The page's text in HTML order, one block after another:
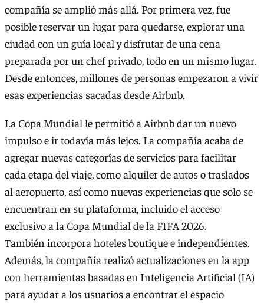
compañía se amplió más allá. Por primera vez, fue
posible reservar un lugar para quedarse, explorar una
ciudad con un guía local y disfrutar de una cena
preparada por un chef privado, todo en un mismo lugar.
Desde entonces, millones de personas empezaron a vivir
esas experiencias sacadas desde Airbnb.
La Copa Mundial le permitió a Airbnb dar un nuevo
impulso e ir todavía más lejos. La compañía acaba de
agregar nuevas categorías de servicios para facilitar
cada etapa del viaje, como alquiler de autos o traslados
al aeropuerto, así como nuevas experiencias que solo se
encuentran en su plataforma, incluido el acceso
exclusivo a la Copa Mundial de la FIFA 2026.
También incorpora hoteles boutique e independientes.
Además, la compañía realizó actualizaciones en la app
con herramientas basadas en Inteligencia Artificial (IA)
para ayudar a los usuarios a encontrar el espacio